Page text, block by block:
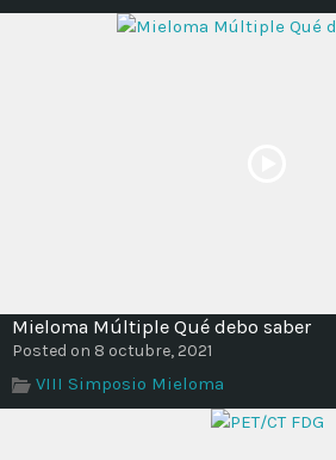
Mieloma Múltiple Qué debo saber
Posted on 8 octubre, 2021
VIII Simposio Mieloma